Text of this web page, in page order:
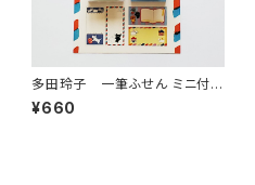
多田玲子 一筆ふせん ミニ付箋
セット CAT・ DOGS
¥660